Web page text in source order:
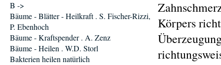
Körpers
B ->
Bäume - Blätter - Heilkraft . S. Fischer-Rizzi,
P. Ebenhoch
Bäume - Kraftspender . A. Zenz
Bäume - Heilen . W.D. Storl
Bakterien heilen natürlich